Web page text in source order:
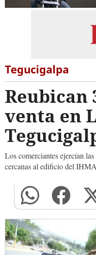
Tegucigalpa
Reubican
venta en
Los comerciantes ejercían
cercanas al edificio del IHMA